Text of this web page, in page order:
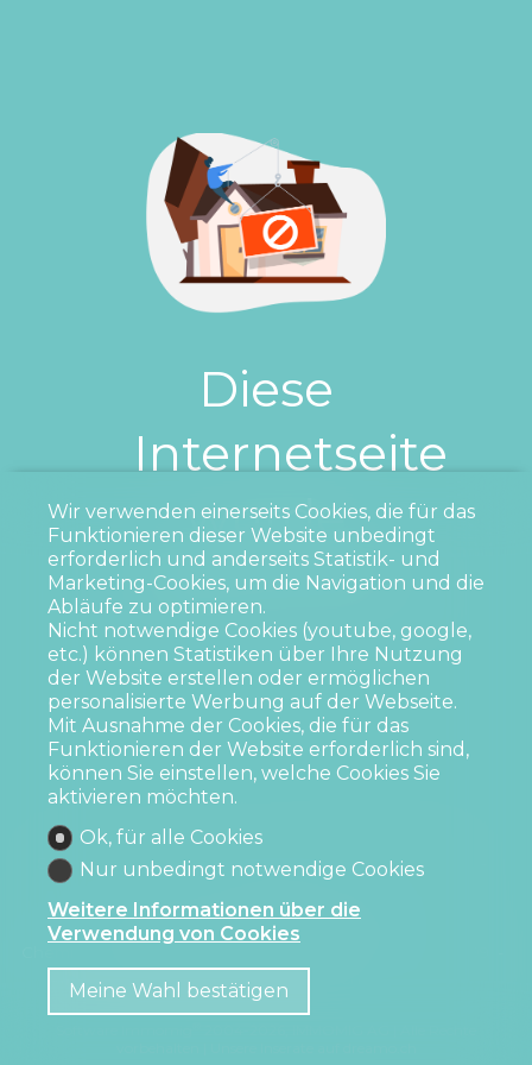
Diese
Internetseite
wurde
deaktiviert!
Startseite Zu verkaufen
Verkaufte Gegenstände
Pedroni & Co. International Realty
ryan@pedroniandco.ch
Wir verwenden einerseits Cookies, die für das
Funktionieren dieser Website unbedingt
erforderlich und anderseits Statistik- und
Marketing-Cookies, um die Navigation und die
Abläufe zu optimieren.
Nicht notwendige Cookies (youtube, google,
etc.) können Statistiken über Ihre Nutzung
der Website erstellen oder ermöglichen
personalisierte Werbung auf der Webseite.
Mit Ausnahme der Cookies, die für das
Funktionieren der Website erforderlich sind,
können Sie einstellen, welche Cookies Sie
aktivieren möchten.
Ok, für alle Cookies
Nur unbedingt notwendige Cookies
Weitere Informationen über die
Verwendung von Cookies
Meine Wahl bestätigen